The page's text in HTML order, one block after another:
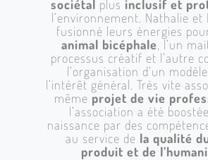
sociétal plus inclusif et
l’environnement. Nathalie et
fusionné leurs énergies
animal bicéphale , l’un
processus créatif et l’autre
l’organisation d’un
l’intérêt général. Très vite
même projet de vie
l’association a été
naissance par des
au service de la qualité
produit et de